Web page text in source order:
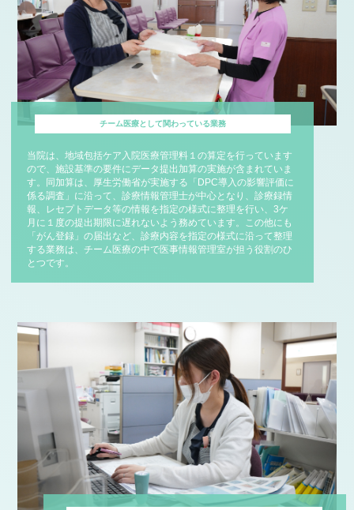
チーム医療として関わっている業務
当院は、地域包括ケア入院医療管理料１の算定を行っています
ので、施設基準の要件にデータ提出加算の実施が含まれていま
す。同加算は、厚生労働省が実施する「DPC導入の影響評価に
係る調査」に沿って、診療情報管理士が中心となり、診療録情
報、レセプトデータ等の情報を指定の様式に整理を行い、3ケ
月に１度の提出期限に遅れないよう務めています。この他にも
「がん登録」の届出など、診療内容を指定の様式に沿って整理
する業務は、チーム医療の中で医事情報管理室が担う役割のひ
とつです。